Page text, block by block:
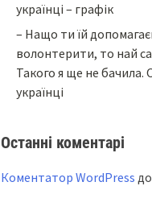
yкpaїнцi – гpaфiк
– Нащо ти їй
волонтерити, то най
Такого я ще не бачила.
українці
Останні коментарі
Коментатор WordPress до